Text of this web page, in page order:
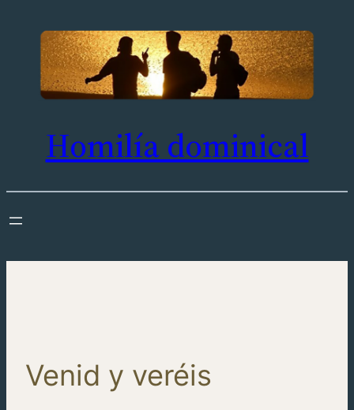
contenido
Homilía dominical
Venid y veréis